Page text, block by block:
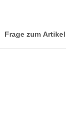
Frage zum Artikel